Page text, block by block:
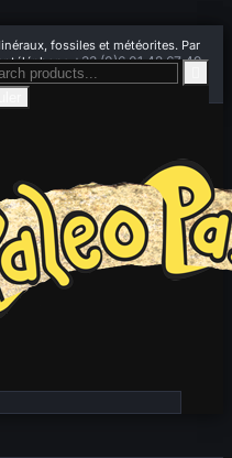
fossiles et météorites. Par
téléphone+33 (0)6 01 42 67 49